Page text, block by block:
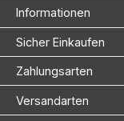
Informationen
Sicher Einkaufen
Zahlungsarten
Versandarten